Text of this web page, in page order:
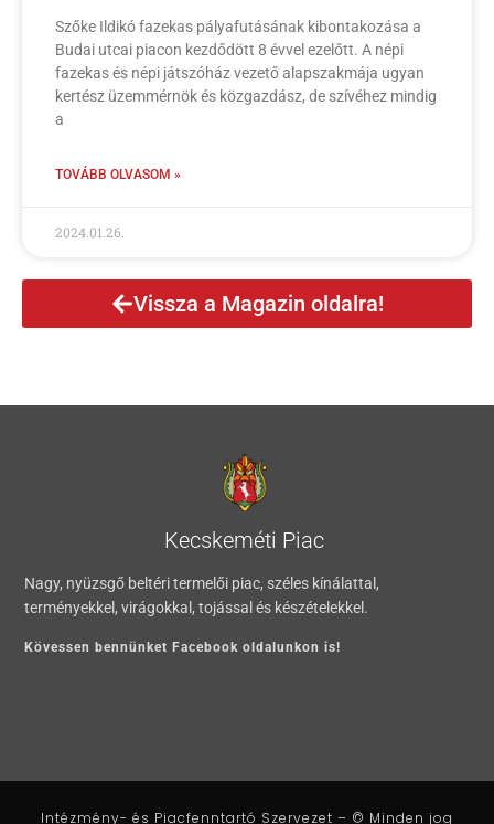
Szőke Ildikó fazekas pályafutásának kibontakozása a
Budai utcai piacon kezdődött 8 évvel ezelőtt. A népi
fazekas és népi játszóház vezető alapszakmája ugyan
kertész üzemmérnök és közgazdász, de szívéhez mindig
a
TOVÁBB OLVASOM »
2024.01.26.
Vissza a Magazin oldalra!
Kecskeméti Piac
Nagy, nyüzsgő beltéri termelői piac, széles kínálattal,
terményekkel, virágokkal, tojással és készételekkel.
Kövessen bennünket Facebook oldalunkon is!
Intézmény- és Piacfenntartó Szervezet – © Minden jog